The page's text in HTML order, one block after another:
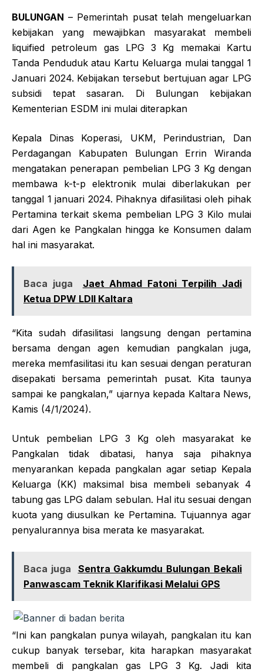
BULUNGAN – Pemerintah pusat telah mengeluarkan
kebijakan yang mewajibkan masyarakat membeli
liquified petroleum gas LPG 3 Kg memakai Kartu
Tanda Penduduk atau Kartu Keluarga mulai tanggal 1
Januari 2024. Kebijakan tersebut bertujuan agar LPG
subsidi tepat sasaran. Di Bulungan kebijakan
Kementerian ESDM ini mulai diterapkan
Kepala Dinas Koperasi, UKM, Perindustrian, Dan
Perdagangan Kabupaten Bulungan Errin Wiranda
mengatakan penerapan pembelian LPG 3 Kg dengan
membawa k-t-p elektronik mulai diberlakukan per
tanggal 1 januari 2024. Pihaknya difasilitasi oleh pihak
Pertamina terkait skema pembelian LPG 3 Kilo mulai
dari Agen ke Pangkalan hingga ke Konsumen dalam
hal ini masyarakat.
Baca juga
Jaet Ahmad Fatoni Terpilih Jadi
Ketua DPW LDII Kaltara
“Kita sudah difasilitasi langsung dengan pertamina
bersama dengan agen kemudian pangkalan juga,
mereka memfasilitasi itu kan sesuai dengan peraturan
disepakati bersama pemerintah pusat. Kita taunya
sampai ke pangkalan,” ujarnya kepada Kaltara News,
Kamis (4/1/2024).
Untuk pembelian LPG 3 Kg oleh masyarakat ke
Pangkalan tidak dibatasi, hanya saja pihaknya
menyarankan kepada pangkalan agar setiap Kepala
Keluarga (KK) maksimal bisa membeli sebanyak 4
tabung gas LPG dalam sebulan. Hal itu sesuai dengan
kuota yang diusulkan ke Pertamina. Tujuannya agar
penyalurannya bisa merata ke masyarakat.
Baca juga
Sentra Gakkumdu Bulungan Bekali
Panwascam Teknik Klarifikasi Melalui GPS
“Ini kan pangkalan punya wilayah, pangkalan itu kan
cukup banyak tersebar, kita harapkan masyarakat
membeli di pangkalan gas LPG 3 Kg. Jadi kita